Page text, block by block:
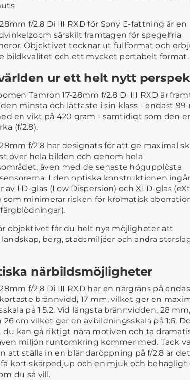
f/2.8 Di III RXD för Sony E-fattning är en
särskilt framtagen för spegelfria
Objektivet tecknar ut fullformat och
bildkvalitet och ett mycket portabelt format.
ur ett helt nytt
Tamron 17-28mm f/2.8 Di III RXD är
minsta och lättaste i sin klass - endast 99
en vikt på 420 gram - samtidigt som den
(f/2.8).
f/2.8 har designats för att ge maximal
över hela bilden och genom hela
även med de senaste högupplösta
I den optiska konstruktionen
av LD-glas (Low Dispersion) och XLD-glas
som minimerar risken för kromatisk
objektivet får du helt nya möjligheter att
berg, stadsmiljöer och andra
närbildsmöjligheter
f/2.8 Di III RXD har en närgräns på
brännvidd, 17 mm, vilket ger en
på 1:5.2. Vid längsta brännvidden, 28
26 cm vilket ger en avbildningsskala på 1:6.
du kan gå riktigt nära motiven och ta
miljön runtomkring kommer med. Tack
att ställa in en bländaröppning på f/2.8 är det
kort skärpedjup och en mjuk och behagligt
du så vill.